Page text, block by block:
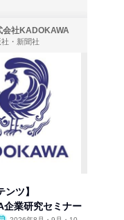
会社KADOKAWA
・新聞社
ンツ】
企業研究セミナー